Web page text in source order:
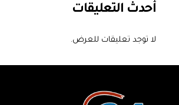
أحدث التعليقات
لا توجد تعليقات للعرض.